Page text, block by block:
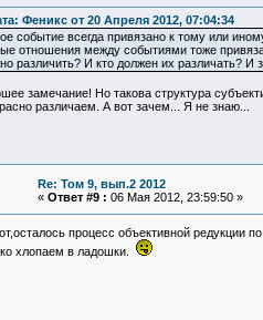
Феникс от 20 Апреля 2012, 07:04:34
событие всегда привязано к тому или
отношения между событиями тоже
различить? И кто должен их различать? И
замечание! Но такова структура
различаем. А вот зачем... Я не знаю...
Re: Том 9, вып.2 2012
« Ответ #9 : 06 Мая 2012, 23:59:50 »
процесс объективной редукции
хлопаем в ладошки.